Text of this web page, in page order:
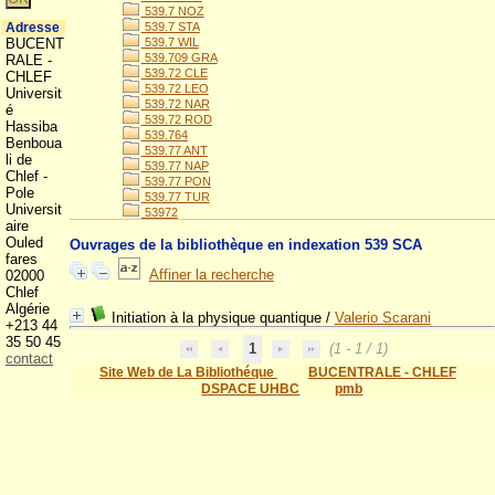
539.7 NOZ
539.7 STA
539.7 WIL
539.709 GRA
539.72 CLE
539.72 LEO
539.72 NAR
539.72 ROD
539.764
539.77 ANT
539.77 NAP
539.77 PON
539.77 TUR
53972
Ouvrages de la bibliothèque en indexation 539 SCA
Affiner la recherche
Initiation à la physique quantique/ Valerio Scarani
1
(1 - 1 / 1)
Site Web de La Bibliothéque
BUCENTRALE - CHLEF
DSPACE UHBC
pmb
Adresse
BUCENT
RALE -
CHLEF
Universit
é
Hassiba
Benboua
li de
Chlef -
Pole
Universit
aire
Ouled
fares
02000
Chlef
Algérie
+213 44
35 50 45
contact